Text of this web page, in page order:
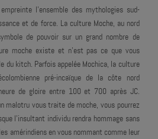
l'ensemble des mythologies sud-
et de force. La culture Moche, au nord
de pouvoir sur un grand nombre de
moche existe et n'est pas ce que vous
du kitch. Parfois appelée Mochica, la culture
pré-incaïque de la côte nord
de gloire entre 100 et 700 après JC.
malotru vous traite de moche, vous pourrez
l'insultant individu rendra hommage sans
amérindiens en vous nommant comme leur